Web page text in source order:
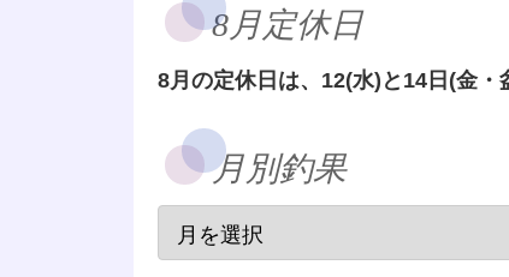
8月定休日
8月の定休日は、12(水)と14日(金・
月別釣果